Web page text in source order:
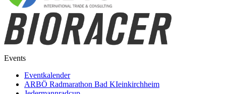
Events
Eventkalender
ARBÖ Radmarathon Bad KIeinkirchheim